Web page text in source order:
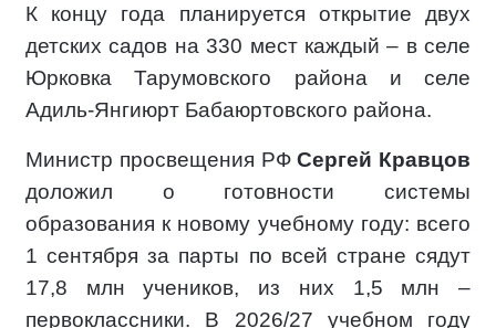
К концу года планируется открытие двух
детских садов на 330 мест каждый – в селе
Юрковка Тарумовского района и селе
Адиль-Янгиюрт Бабаюртовского района.
Министр просвещения РФСергей Кравцов
доложил о готовности системы
образования к новому учебному году: всего
1 сентября за парты по всей стране сядут
17,8 млн учеников, из них 1,5 млн –
первоклассники. В 2026/27 учебном году